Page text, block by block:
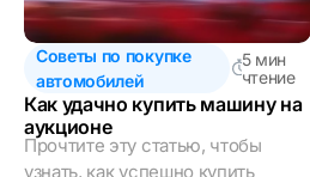
Советы по покупке
автомобилей
5 мин
чтение
Как удачно купить машину на
аукционе
Прочтите эту статью, чтобы
узнать, как успешно купить